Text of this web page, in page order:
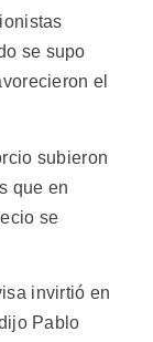
se supo
el
subieron
que en
se
invirtió en
Pablo